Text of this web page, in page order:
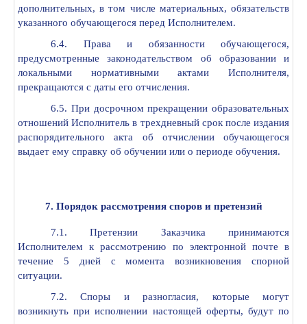
дополнительных, в том числе материальных, обязательств
указанного обучающегося перед Исполнителем.
6.4. Права и обязанности обучающегося,
предусмотренные законодательством об образовании и
локальными нормативными актами Исполнителя,
прекращаются с даты его отчисления.
6.5. При досрочном прекращении образовательных
отношений Исполнитель в трехдневный срок после издания
распорядительного акта об отчислении обучающегося
выдает ему справку об обучении или о периоде обучения.
7. Порядок рассмотрения споров и претензий
7.1. Претензии Заказчика принимаются
Исполнителем к рассмотрению по электронной почте в
течение 5 дней с момента возникновения спорной
ситуации.
7.2. Споры и разногласия, которые могут
возникнуть при исполнении настоящей оферты, будут по